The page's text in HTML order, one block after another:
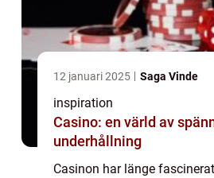
12 januari 2025 Saga Vinde
inspiration
Casino: en värld av
underhållning
Casinon har länge